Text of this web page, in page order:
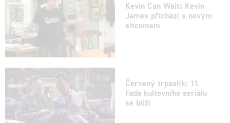
Kevin Can Wait: Kevin
James přichází s novým
sitcomem
Červený trpaslík: 11.
řada kultovního seriálu
se blíží